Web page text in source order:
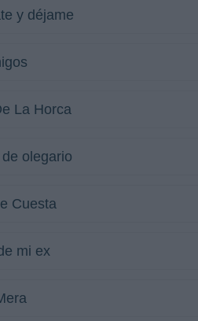
y déjame
La Horca
olegario
Cuesta
mi ex